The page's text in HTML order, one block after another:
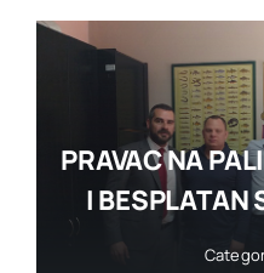
PRAVAC NA
I BESPLATAN